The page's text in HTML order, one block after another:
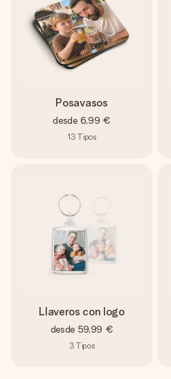
Posavasos
desde 6,99 €
13 Tipos
Llaveros con logo
desde 59,99 €
3 Tipos